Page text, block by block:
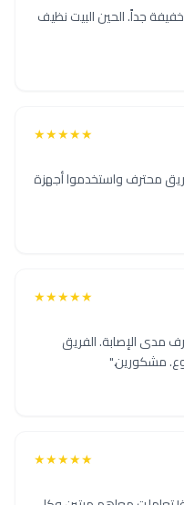
جداً. الحين البيت نظيف
★★★★★
محترف واستخدموا أجهزة
★★★★★
مدى الإصابة. الفريق
مشكورين."
★★★★★